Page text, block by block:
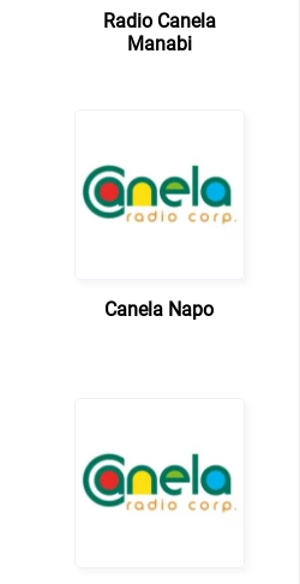
Radio Canela
Manabi
Canela Napo